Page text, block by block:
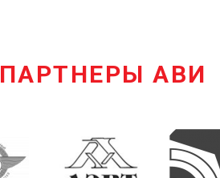
ПАРТНЕРЫ АВИ